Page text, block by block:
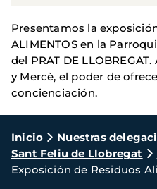
Presentamos la
ALIMENTOS en la
del PRAT DE
y Mercè, el poder de
concienciación.
Ruta
de
navegación
Inicio
Nuestras
Sant Feliu de Llobregat
Exposición de Residuos